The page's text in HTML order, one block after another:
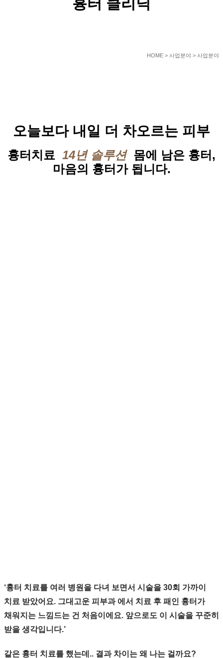
HOME > 사업분야 > 사업분야
오늘보다 내일 더 차오르는 피부
흉터치료 14년 솔루션 몸에 남은 흉터,
마음의 흉터가 됩니다.
‘흉터 치료를 여러 병원을 다녀 보면서 시술을 30회 가까이
치료 받았어요. 그대고운 피부과 에서 치료 후 패인 흉터가
채워지는 느낌드는 건 처음이에요. 앞으로도 이 시술을 꾸준히
받을 생각입니다.’
같은 흉터 치료를 했는데.. 결과 차이는 왜 나는 걸까요?